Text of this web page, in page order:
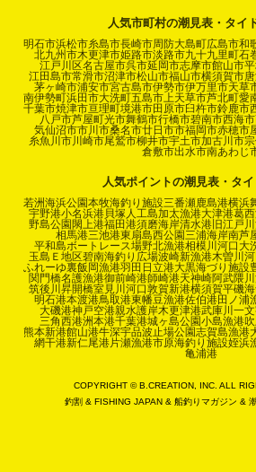
人気市町村の潮見表・タイ
明石市浜松市糸島市長崎市周防大島町広島市和
北九州市木更津市姫路市淡路市九十九里町石
江戸川区名古屋市呉市延岡市志摩市館山市
江田島市常滑市沼津市松山市福山市横須賀市
茅ヶ崎市浦安市宮古島市伊勢市伊万里市天草
南伊勢町浜田市大洗町五島市上天草市芦北町愛
千葉市焼津市亘理町境港市田原市臼杵市鈴鹿市
八戸市芦屋町光市舞鶴市行橋市碧南市西海市
気仙沼市市川市桑名市廿日市市福岡市赤穂市
糸魚川市川崎市尾鷲市柳井市宇土市加古川市
倉敷市出水市南あわじ
人気ポイントの潮見表・タ
若洲海浜公園本牧海釣り施設三番瀬鹿島港横浜
宇野港小名浜港貝塚人工島加太漁港大津港葛
野島公園閖上港福田港須磨海岸清水港 旧江戸
相馬港三池港東扇島西公園三浦海岸南芦
平和島ボートレース場野北漁港相模川河口 大
玉島Ｅ地区碧南海釣り広場波崎新漁港木曽川河
ふれーゆ裏飯岡漁港羽田 日立港大黒海づり施設
関門橋名護漁港御前崎港師崎港天神崎阿武隈
筑後川昇開橋室見川河口敦賀新港横須賀平磯
明石港本渡港鳥取港東幡豆漁港佐伯港田ノ浦
大磯港神戸空港親水護岸木更津港武庫川一
三角西港洲本港千葉港城ヶ島公園小島漁港
熊本新港館山港牛深宇品波止場公園志賀島漁港
網干港新仁尾港片瀬漁港市原海釣り施設姪浜
亀浦港
COPYRIGHT © B.CREATION, INC. ALL
釣割 & FISHING JAPAN& 船釣りマガジン &